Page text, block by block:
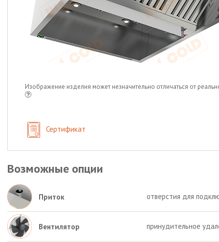
Изображение изделия может незначительно отличаться от
Сертификат
Возможные опции
Приток отверстия для
Вентилятор принудительное